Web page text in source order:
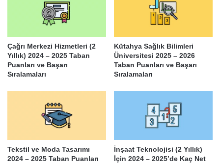
Çağrı Merkezi Hizmetleri (2
Yıllık) 2024 – 2025 Taban
Puanları ve Başarı
Sıralamaları
Kütahya Sağlık Bilimleri
Üniversitesi 2025 – 2026
Taban Puanları ve Başarı
Sıralamaları
Tekstil ve Moda Tasarımı
2024 – 2025 Taban Puanları
İnşaat Teknolojisi (2 Yıllık)
İçin 2024 – 2025’de Kaç Net